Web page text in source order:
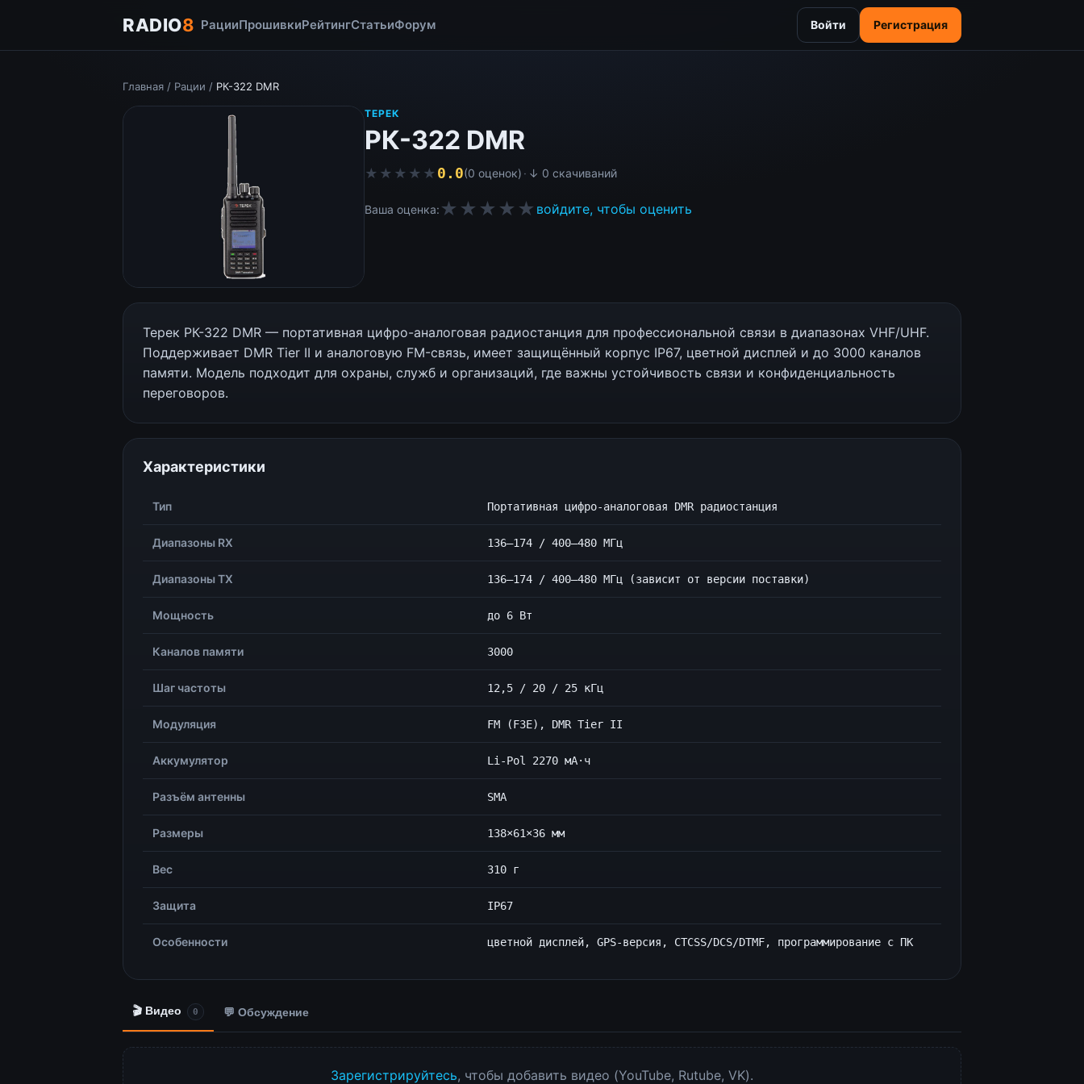
RADIO8 РацииПрошивкиРейтингСтатьиФорум Войти Регистрация
Главная / Рации / РК-322 DMR
ТЕРЕК
РК-322 DMR
★★★★★
★★★★★ 0.0(0 оценок) · ↓ 0 скачиваний
Ваша оценка: ★★★★★ войдите, чтобы оценить
Терек РК-322 DMR — портативная цифро-аналоговая радиостанция для профессиональной связи в диапазонах VHF/UHF.
Поддерживает DMR Tier II и аналоговую FM-связь, имеет защищённый корпус IP67, цветной дисплей и до 3000 каналов
памяти. Модель подходит для охраны, служб и организаций, где важны устойчивость связи и конфиденциальность
переговоров.
Характеристики
Тип Портативная цифро-аналоговая DMR радиостанция
Диапазоны RX 136–174 / 400–480 МГц
Диапазоны TX 136–174 / 400–480 МГц (зависит от версии поставки)
Мощность до 6 Вт
Каналов памяти 3000
Шаг частоты 12,5 / 20 / 25 кГц
Модуляция FM (F3E), DMR Tier II
Аккумулятор Li-Pol 2270 мА·ч
Разъём антенны SMA
Размеры 138×61×36 мм
Вес 310 г
Защита IP67
Особенности цветной дисплей, GPS-версия, CTCSS/DCS/DTMF, программирование с ПК
🎬 Видео 0 💬 Обсуждение
Зарегистрируйтесь, чтобы добавить видео (YouTube, Rutube, VK).